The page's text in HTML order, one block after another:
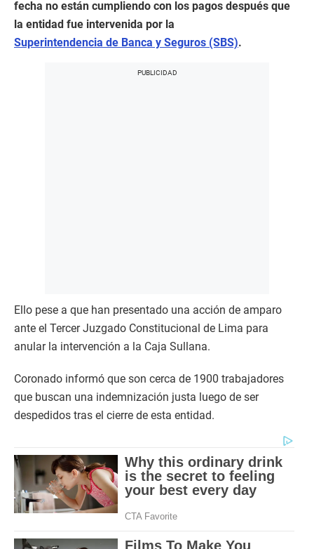
fecha no están cumpliendo con los pagos después que
la entidad fue intervenida por la
Superintendencia de Banca y Seguros (SBS).
Ello pese a que han presentado una acción de amparo
ante el Tercer Juzgado Constitucional de Lima para
anular la intervención a la Caja Sullana.
Coronado informó que son cerca de 1900 trabajadores
que buscan una indemnización justa luego de ser
despedidos tras el cierre de esta entidad.